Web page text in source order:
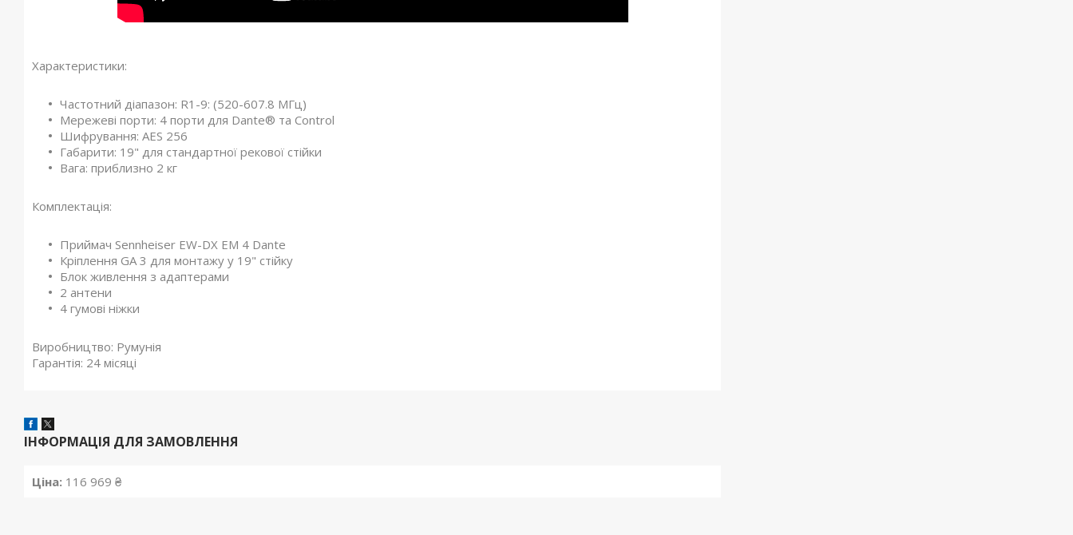
Характеристики:
Частотний діапазон: R1-9: (520-607.8 МГц)
Мережеві порти: 4 порти для Dante® та Control
Шифрування: AES 256
Габарити: 19" для стандартної рекової стійки
Вага: приблизно 2 кг
Комплектація:
Приймач Sennheiser EW-DX EM 4 Dante
Кріплення GA 3 для монтажу у 19" стійку
Блок живлення з адаптерами
2 антени
4 гумові ніжки
Виробництво: Румунія
Гарантія: 24 місяці
ІНФОРМАЦІЯ ДЛЯ ЗАМОВЛЕННЯ
Ціна: 116 969 ₴